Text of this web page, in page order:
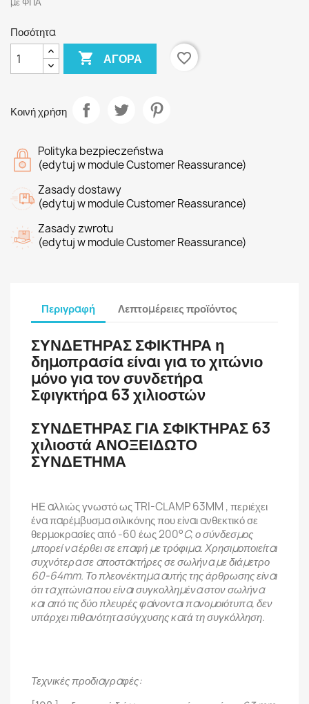
Ποσότητα
 ΑΓΟΡΆ favorite_border
Κοινή χρήση
Polityka bezpieczeństwa
(edytuj w module Customer Reassurance)
Zasady dostawy
(edytuj w module Customer Reassurance)
Zasady zwrotu
(edytuj w module Customer Reassurance)
Περιγραφή Λεπτομέρειες προϊόντος
ΣΥΝΔΕΤΗΡΑΣ ΣΦΙΚΤΗΡΑ η
δημοπρασία είναι για το χιτώνιο
μόνο για τον συνδετήρα
Σφιγκτήρα 63 χιλιοστών
ΣΥΝΔΕΤΗΡΑΣ ΓΙΑ ΣΦΙΚΤΗΡΑΣ 63
χιλιοστά ΑΝΟΞΕΙΔΩΤΟ
ΣΥΝΔΕΤΗΜΑ
ΗΕ αλλιώς γνωστό ως TRI-CLAMP 63MM , περιέχει
ένα παρέμβυσμα σιλικόνης που είναι ανθεκτικό σε
θερμοκρασίες από -60 έως 200°C, ο σύνδεσμος
μπορεί να έρθει σε επαφή με τρόφιμα. Χρησιμοποιείται
συχνότερα σε αποστακτήρες σε σωλήνα με διάμετρο
60-64mm. Το πλεονέκτημα αυτής της άρθρωσης είναι
ότι τα χιτώνια που είναι συγκολλημένα στον σωλήνα
και από τις δύο πλευρές φαίνονται πανομοιότυπα, δεν
υπάρχει πιθανότητα σύγχυσης κατά τη συγκόλληση.
Τεχνικές προδιαγραφές: